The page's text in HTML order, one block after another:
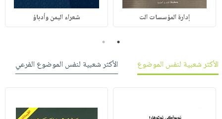
إدارة المؤسسات الت شعراء اليمن وأدباؤ
1
2
الأكثر شعبية لنفس الموضوع
الأكثر شعبية لنفس الموضوع الفرعي